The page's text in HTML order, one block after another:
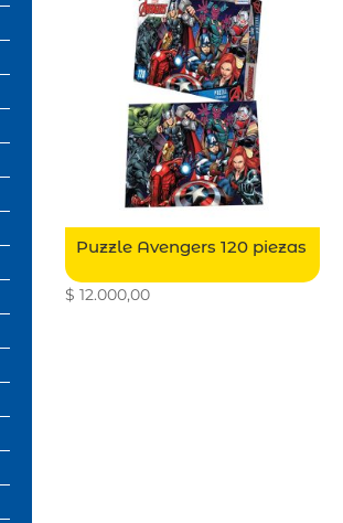
Puzzle Avengers 120 piezas
$ 12.000,00